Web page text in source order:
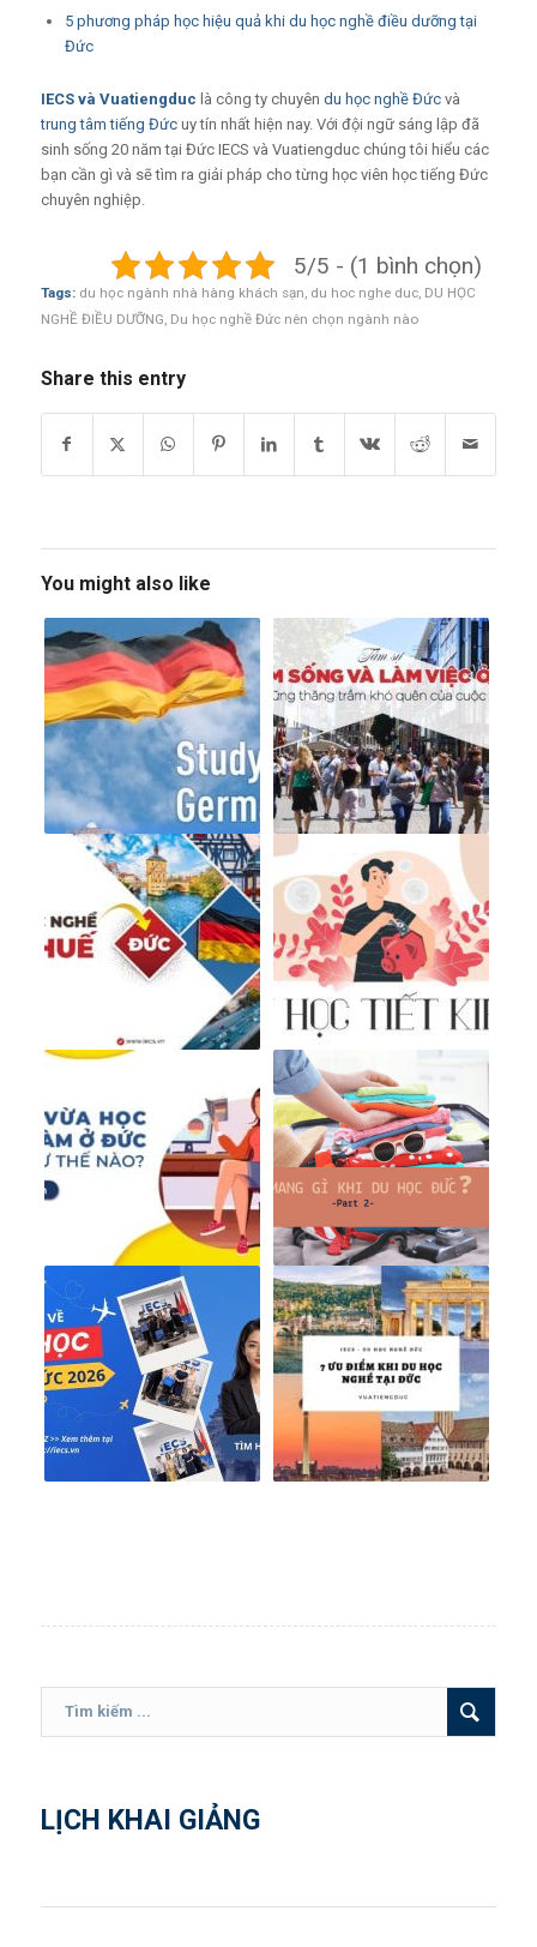
5 phương pháp học hiệu quả khi du học nghề điều dưỡng tại
Đức
IECSvà Vuatiengduc là công ty chuyên du học nghề Đứcvà
trung tâm tiếng Đứcuy tín nhất hiện nay. Với đội ngữ sáng lập đã
sinh sống 20 năm tại Đức IECS và Vuatiengduc chúng tôi hiểu các
bạn cần gì và sẽ tìm ra giải pháp cho từng học viên học tiếng Đức
chuyên nghiệp.
5/5 - (1 bình chọn)
Tags: du học ngành nhà hàng khách sạn, du hoc nghe duc, DU HỌC
NGHỀ ĐIỀU DƯỠNG, Du học nghề Đức nên chọn ngành nào
Share this entry
You might also like
LỊCH KHAI GIẢNG